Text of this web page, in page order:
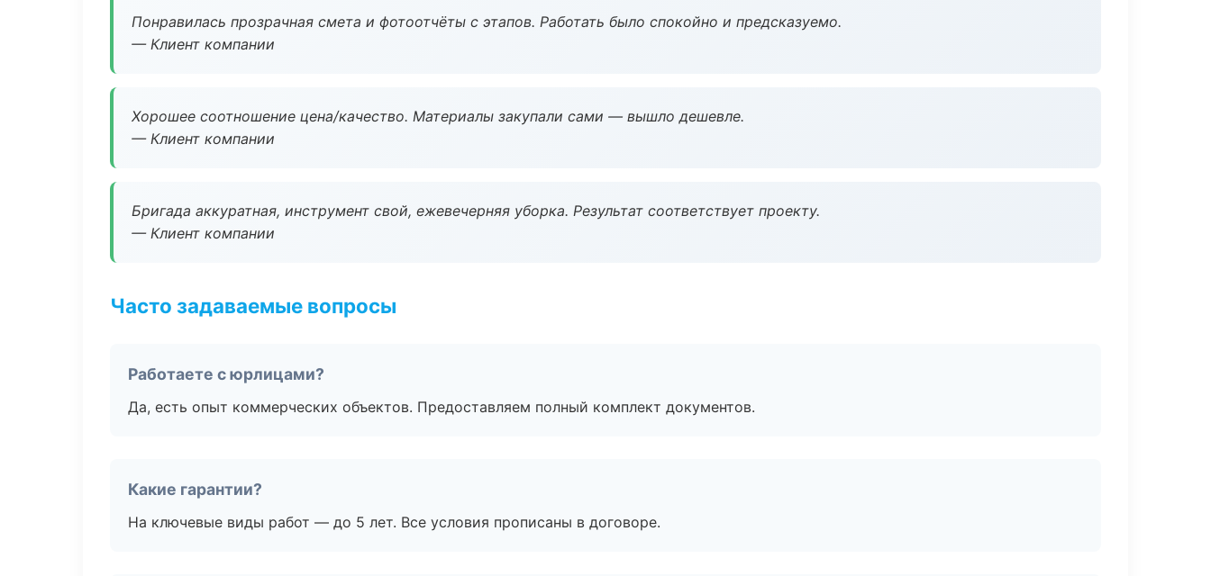
Понравилась прозрачная смета и фотоотчёты с этапов. Работать было спокойно и предсказуемо.
— Клиент компании
Хорошее соотношение цена/качество. Материалы закупали сами — вышло дешевле.
— Клиент компании
Бригада аккуратная, инструмент свой, ежевечерняя уборка. Результат соответствует проекту.
— Клиент компании
Часто задаваемые вопросы
Работаете с юрлицами?
Да, есть опыт коммерческих объектов. Предоставляем полный комплект документов.
Какие гарантии?
На ключевые виды работ — до 5 лет. Все условия прописаны в договоре.